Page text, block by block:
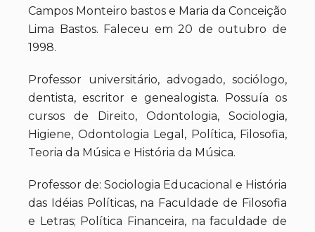
Campos Monteiro bastos e Maria da Conceição
Lima Bastos. Faleceu em 20 de outubro de
1998.
Professor universitário, advogado, sociólogo,
dentista, escritor e genealogista. Possuía os
cursos de Direito, Odontologia, Sociologia,
Higiene, Odontologia Legal, Política, Filosofia,
Teoria da Música e História da Música.
Professor de: Sociologia Educacional e História
das Idéias Políticas, na Faculdade de Filosofia
e Letras; Política Financeira, na faculdade de